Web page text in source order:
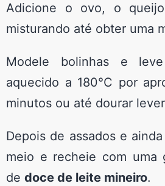
Adicione o ovo, o
misturando até obter uma
Modele bolinhas e
aquecido a 180°C por
minutos ou até dourar
Depois de assados e
meio e recheie com uma
de doce de leite mineiro.